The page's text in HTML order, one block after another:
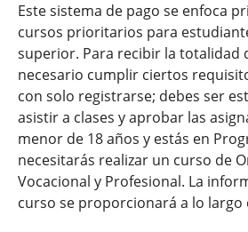
Este sistema de pago se enfoca
cursos prioritarios para
superior. Para recibir la totalidad
necesario cumplir ciertos
con solo registrarse; debes ser
asistir a clases y aprobar las
menor de 18 años y estás en
necesitarás realizar un curso de
Vocacional y Profesional. La
curso se proporcionará a lo largo